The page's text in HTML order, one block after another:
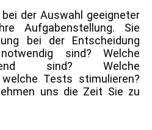
der Auswahl geeigneter
Aufgabenstellung. Sie
bei der Entscheidung
sind? Welche
sind? Welche
Tests stimulieren?
uns die Zeit Sie zu